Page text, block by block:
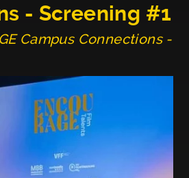
- Screening #1
Campus Connections -